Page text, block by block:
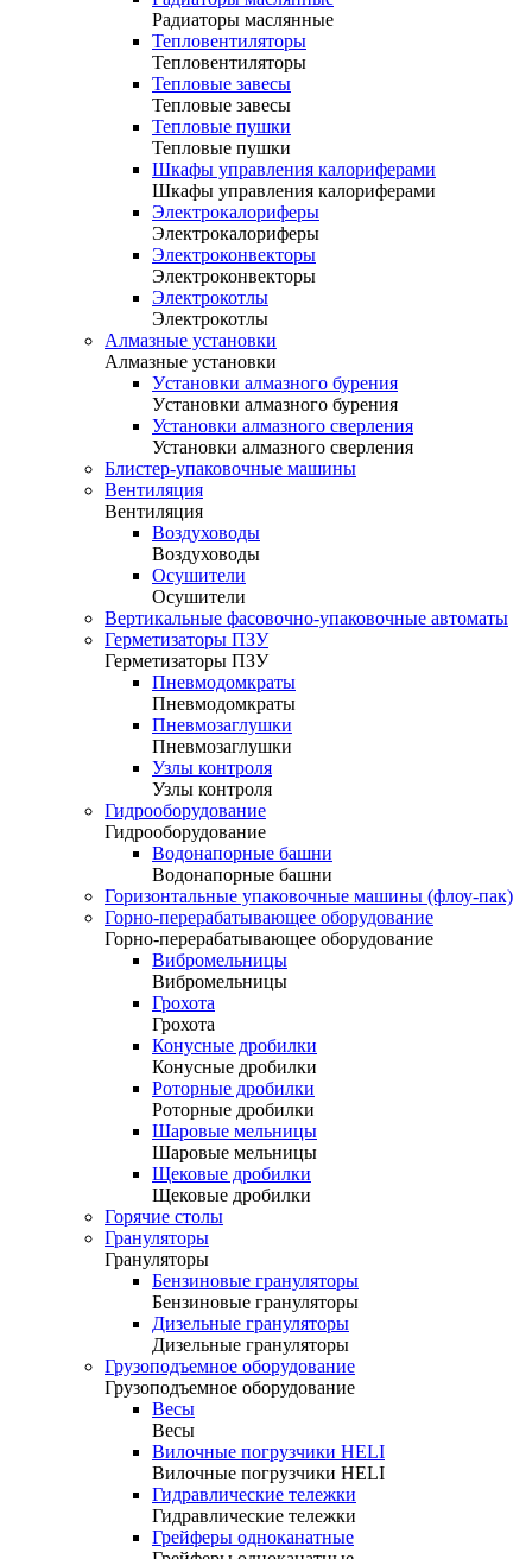
Радиаторы маслянные
Тепловентиляторы
Тепловентиляторы
Тепловые завесы
Тепловые завесы
Тепловые пушки
Тепловые пушки
Шкафы управления калориферами
Шкафы управления калориферами
Электрокалориферы
Электрокалориферы
Электроконвекторы
Электроконвекторы
Электрокотлы
Электрокотлы
Алмазные установки
Алмазные установки
Уcтановки алмазного бурения
Уcтановки алмазного бурения
Установки алмазного сверления
Установки алмазного сверления
Блистер-упаковочные машины
Вентиляция
Вентиляция
Воздуховоды
Воздуховоды
Осушители
Осушители
Вертикальные фасовочно-упаковочные автоматы
Герметизаторы ПЗУ
Герметизаторы ПЗУ
Пневмодомкраты
Пневмодомкраты
Пневмозаглушки
Пневмозаглушки
Узлы контроля
Узлы контроля
Гидрооборудование
Гидрооборудование
Водонапорные башни
Водонапорные башни
Горизонтальные упаковочные машины (флоу-пак)
Горно-перерабатывающее оборудование
Горно-перерабатывающее оборудование
Вибромельницы
Вибромельницы
Грохота
Грохота
Конусные дробилки
Конусные дробилки
Роторные дробилки
Роторные дробилки
Шаровые мельницы
Шаровые мельницы
Щековые дробилки
Щековые дробилки
Горячие столы
Грануляторы
Грануляторы
Бензиновые грануляторы
Бензиновые грануляторы
Дизельные грануляторы
Дизельные грануляторы
Грузоподъемное оборудование
Грузоподъемное оборудование
Весы
Весы
Вилочные погрузчики HELI
Вилочные погрузчики HELI
Гидравлические тележки
Гидравлические тележки
Грейферы одноканатные